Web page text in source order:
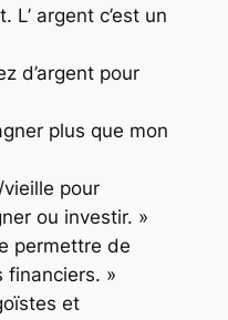
L’ argent c’est un
d’argent pour
plus que mon
pour
ou investir. »
permettre de
financiers. »
et